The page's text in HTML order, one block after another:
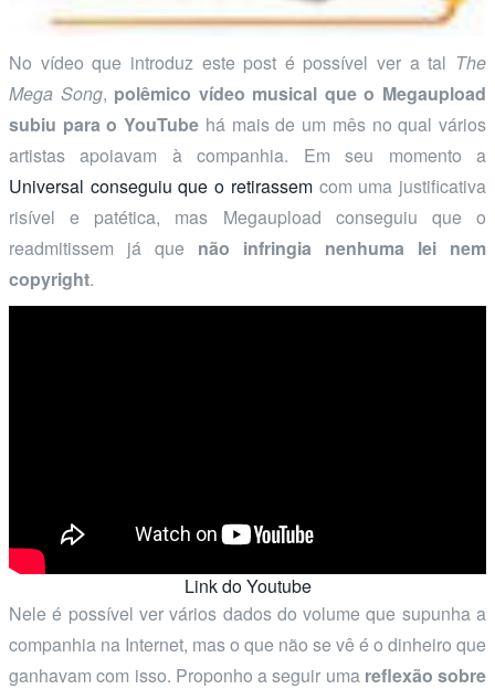
No vídeo que introduz este post é possível ver a tal The
Mega Song, polêmico vídeo musical que o Megaupload
subiu para o YouTube há mais de um mês no qual vários
artistas apoiavam à companhia. Em seu momento a
Universal conseguiu que o retirassemcom uma justificativa
risível e patética, mas Megaupload conseguiu que o
readmitissem já que não infringia nenhuma lei nem
copyright.
Link do Youtube
Nele é possível ver vários dados do volume que supunha a
companhia na Internet, mas o que não se vê é o dinheiro que
ganhavam com isso. Proponho a seguir uma reflexão sobre